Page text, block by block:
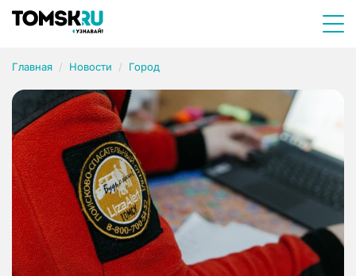
Главная Новости Город